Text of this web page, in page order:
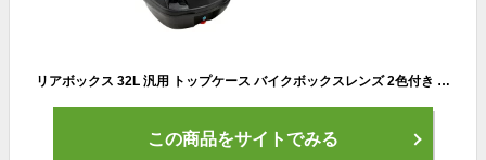
リアボックス 32L 汎用 トップケース バイクボックスレンズ 2色付き ブラック ワンタッチ式 ツーリング 通勤 カスタムパーツ バイク 原付 積載 外装パーツ 簡単 装着 World Walk ワールドウォーク hwb-32 WW製 あす楽対応
この商品をサイトでみる